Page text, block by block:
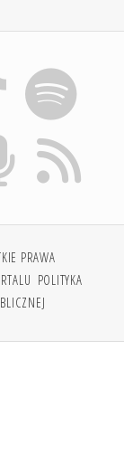
PRAWA
POLITYKA